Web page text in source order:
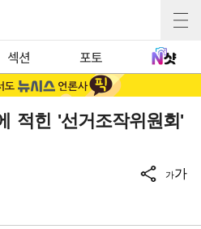
섹션 포토
적힌 '선거조작위원회'
가가